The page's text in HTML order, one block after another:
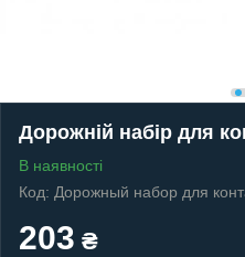
Дорожній набір для
В наявності
Код: Дорожный набор для
203 ₴